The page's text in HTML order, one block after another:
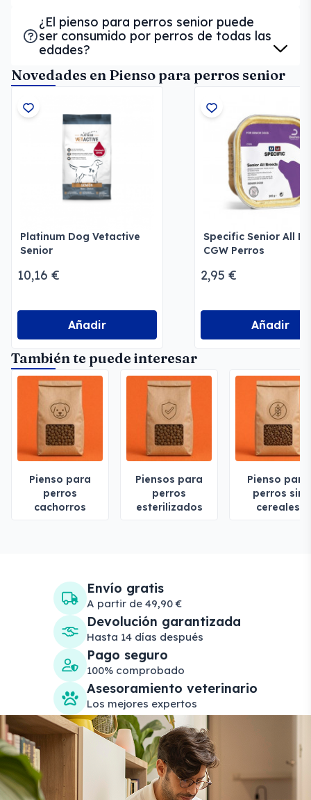
¿El pienso para perros senior puede
ser consumido por perros de todas las
edades?
Novedades en Pienso para perros senior
Platinum Dog Vetactive
Senior
10,16 €
Añadir
Specific Senior All
CGW Perros
2,95 €
Añadir
También te puede interesar
Pienso para
perros
cachorros
Piensos para
perros
esterilizados
Pienso para
perros sin
cereales
Envío gratis
A partir de 49,90 €
Devolución garantizada
Hasta 14 días después
Pago seguro
100% comprobado
Asesoramiento veterinario
Los mejores expertos